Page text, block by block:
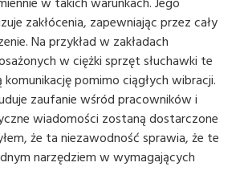
zakłócenia, zapewniając przez cały
Na przykład w zakładach
w ciężki sprzęt słuchawki te
pomimo ciągłych wibracji.
zaufanie wśród pracowników i
wiadomości zostaną dostarczone
że ta niezawodność sprawia, że ​​te
narzędziem w wymagających